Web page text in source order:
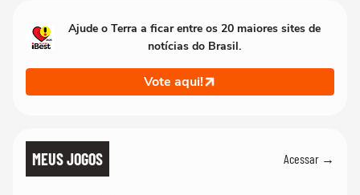
Ajude o Terra a ficar entre os 20 maiores sites de
notícias do Brasil.
Vote aqui!
MEUS JOGOS Acessar →